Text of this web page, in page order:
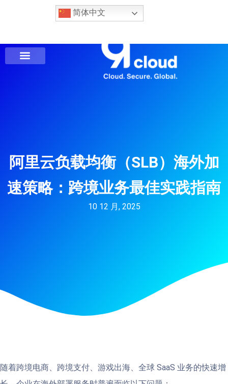
简体中文
阿里云负载均衡（SLB）海外加
速策略：跨境业务最佳实践指南
10 12 月, 2025
随着跨境电商、跨境支付、游戏出海、全球 SaaS 业务的快速增